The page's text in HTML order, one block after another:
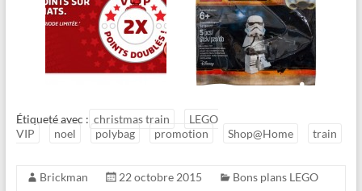
Étiqueté avec : christmas train
LEGO
VIP
noel polybag promotion Shop@Home train
Brickman 22 octobre 2015
Bons plans LEGO